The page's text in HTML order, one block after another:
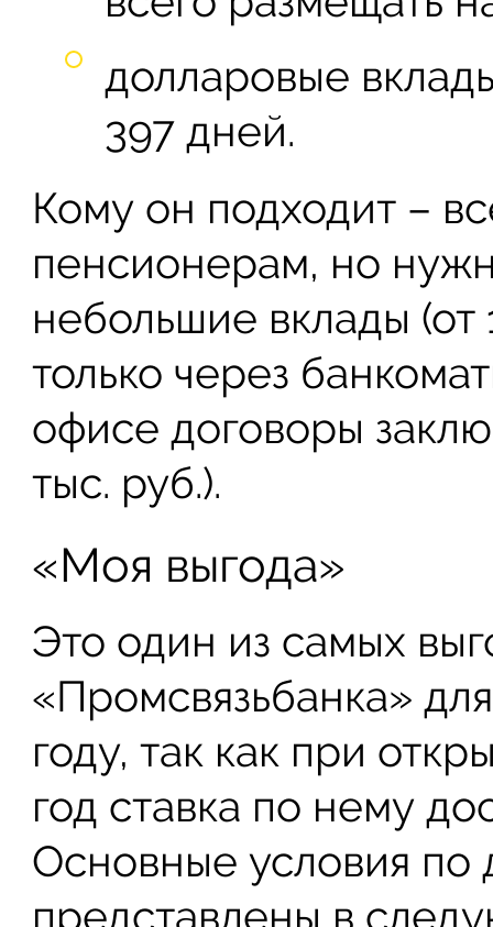
долларовые
397 дней.
Кому он подходит –
пенсионерам, но
небольшие вклады
только через
офисе договоры
тыс. руб.).
«Моя выгода»
Это один из самых
«Промсвязьбанка»
году, так как при
год ставка по нему
Основные условия
представлены в